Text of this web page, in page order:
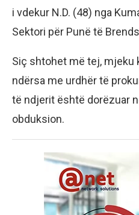
i vdekur N.D. (48) nga
Sektori për Punë të
​Siç shtohet më tej, mjeku
ndërsa me urdhër të
të ndjerit është dorëzuar
obduksion.